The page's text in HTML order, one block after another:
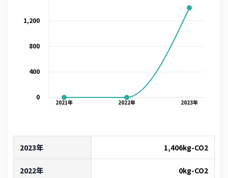
2021年 2022年 2023年
0
400
800
1,200
2023年 1,406kg-CO2
2022年 0kg-CO2